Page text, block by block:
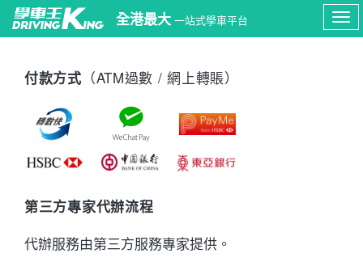
全港最大 一站式學車平台
付款方式 （ATM過數 / 網上轉賬）
第三方專家代辦流程
代辦服務由第三方服務專家提供。